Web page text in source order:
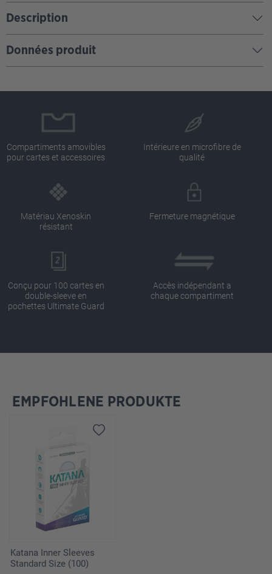
Description
Données produit
Compartiments amovibles
pour cartes et accessoires
Intérieure en microfibre de
qualité
Matériau Xenoskin
résistant
Fermeture magnétique
Conçu pour 100 cartes en
double-sleeve en
pochettes Ultimate Guard
Accès indépendant a
chaque compartiment
Ignorer la galerie de produits
EMPFOHLENE PRODUKTE
Katana Inner Sleeves
Standard Size (100)